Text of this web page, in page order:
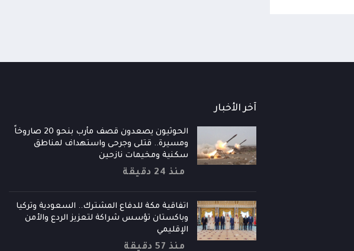
آخر الأخبار
الحوثيون يصعدون قصف مأرب بنحو 20 صاروخاً
ومسيرة.. قتلى وجرحى واستهداف لمناطق
سكنية ومخيمات نازحين
منذ 24 دقيقة
اتفاقية مكة للدفاع المشترك.. السعودية وتركيا
وباكستان تؤسس شراكة لتعزيز الردع والأمن
الإقليمي
منذ 57 دقيقة